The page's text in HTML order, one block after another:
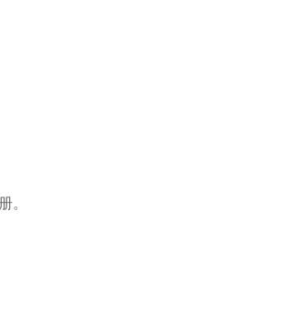
。